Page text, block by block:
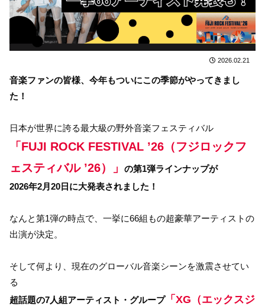
2026.02.21
音楽ファンの皆様、今年もついにこの季節がやってきまし
た！
日本が世界に誇る最大級の野外音楽フェスティバル
「FUJI ROCK FESTIVAL ’26（フジロックフ
ェスティバル ’26）」
の第1弾ラインナップが
2026年2月20日に大発表されました！
なんと第1弾の時点で、一挙に66組もの超豪華アーティストの
出演が決定。
そして何より、現在のグローバル音楽シーンを激震させてい
る
超話題の7人組アーティスト・グループ「XG（エックスジ